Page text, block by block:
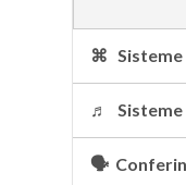
⌘ Sisteme
♬ Sisteme
🗣